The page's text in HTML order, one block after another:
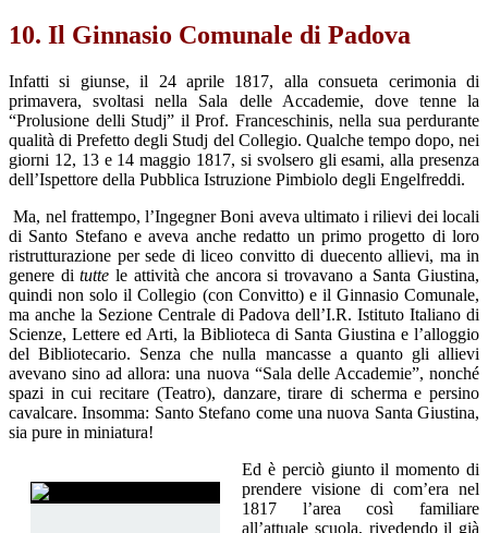
10. Il Ginnasio Comunale di Padova
Infatti si giunse, il 24 aprile 1817, alla consueta cerimonia di
primavera, svoltasi nella Sala delle Accademie, dove tenne la
“Prolusione delli Studj” il Prof. Franceschinis, nella sua perdurante
qualità di Prefetto degli Studj del Collegio. Qualche tempo dopo, nei
giorni 12, 13 e 14 maggio 1817, si svolsero gli esami, alla presenza
dell’Ispettore della Pubblica Istruzione Pimbiolo degli Engelfreddi.
Ma, nel frattempo, l’Ingegner Boni aveva ultimato i rilievi dei locali
di Santo Stefano e aveva anche redatto un primo progetto di loro
ristrutturazione per sede di liceo convitto di duecento allievi, ma in
genere ditutte le attività che ancora si trovavano a Santa Giustina,
quindi non solo il Collegio (con Convitto) e il Ginnasio Comunale,
ma anche la Sezione Centrale di Padova dell’I.R. Istituto Italiano di
Scienze, Lettere ed Arti, la Biblioteca di Santa Giustina e l’alloggio
del Bibliotecario. Senza che nulla mancasse a quanto gli allievi
avevano sino ad allora: una nuova “Sala delle Accademie”, nonché
spazi in cui recitare (Teatro), danzare, tirare di scherma e persino
cavalcare. Insomma: Santo Stefano come una nuova Santa Giustina,
sia pure in miniatura!
Ed è perciò giunto il momento di
prendere visione di com’era nel
1817 l’area così familiare
all’attuale scuola, rivedendo il già